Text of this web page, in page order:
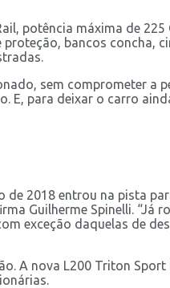
potência máxima de 225
bancos concha,
sem comprometer a
E, para deixar o carro
2018 entrou na pista
Guilherme Spinelli.
exceção daquelas de
A nova L200 Triton